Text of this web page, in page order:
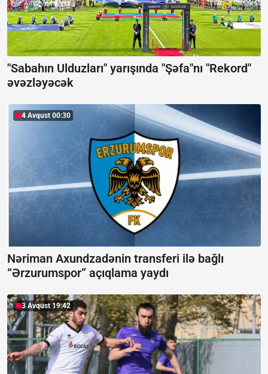
"Sabahın Ulduzları" yarışında "Şəfa"nı "Rekord"
əvəzləyəcək
4 Avqust 00:30
Nəriman Axundzadənin transferi ilə bağlı
“Ərzurumspor” açıqlama yaydı
3 Avqust 19:42